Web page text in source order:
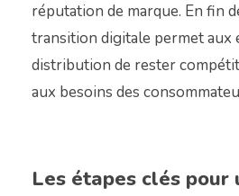
réputation de marque. En fin
transition digitale permet aux
distribution de rester
aux besoins des
Les étapes clés pour